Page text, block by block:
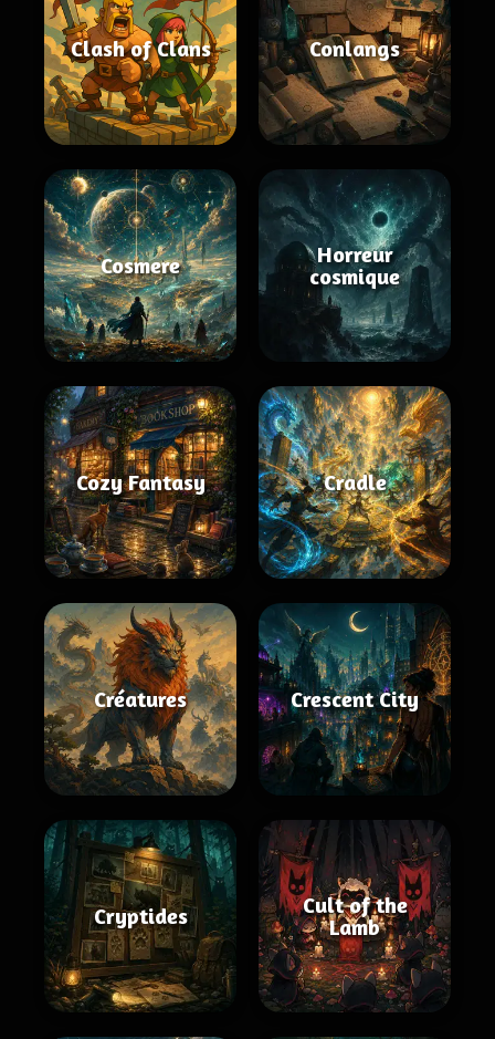
Clash of Clans Conlangs
Cosmere
Horreur
cosmique
Cozy Fantasy Cradle
Créatures Crescent City
Cryptides
Cult of the
Lamb